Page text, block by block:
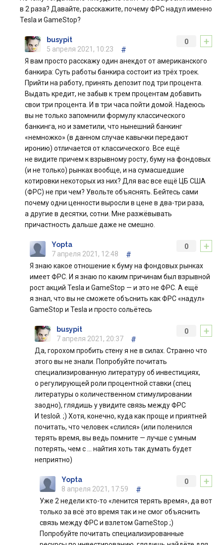
в 2 раза? Давайте, расскажите, почему ФРС надул именно
Tesla и GameStop?
+
0
busypit
5 апреля 2021, 10:23
#
Я вам просто расскажу один анекдот от американского
банкира: Суть работы банкира состоит из трёх троек.
Прийти на работу, принять депозит под три процента.
Выдать кредит, не забыв к трем процентам добавить
свои три процента. И в три часа пойти домой. Надеюсь
вы не только запомнили формулу классического
банкинга, но и заметили, что нынешний банкинг
«немножко» (в данном случае кавычки передают
иронию) отличается от классического. Все ещё
не видите причем к взрывному росту, буму на фондовых
(и не только) рынках вообще, и на сумасшедшие
котировки некоторых из них? Для вас все ещё ЦБ США
(ФРС) не при чем? Увольте объяснять. Бейтесь сами
почему одни ценности выросли в цене в два-три раза,
а другие в десятки, сотни. Мне разжёвывать
причастность дальше даже не смешно.
+
0
Yopta
7 апреля 2021, 12:48
#
Я знаю какое отношение к буму на фондовых рынках
имеет ФРС. И я знаю по каким причинам был взрывной
рост акций Tesla и GameStop — и это не ФРС. А ещё
я знал, что вы не сможете объснить как ФРС «надул»
GameStop и Tesla и просто сольётесь
+
0
busypit
7 апреля 2021, 20:37
#
Да, горохом пробить стену я не в силах. Странно что
этого вы не знали. Попробуйте почитать
специализированную литературу об инвестициях,
о регулирующей роли процентной ставки (спец
литературы о количественном стимулировании
заодно), глядишь у увидите связь между ФРС
И tesloй. ;) Хотя, конечно, куда как проще и приятней
почитать, что человек «слился» (или поленился
терять время, вы ведь помните — лучше с умным
потерять, чем с … найтия хоть так думать будет
неприятно)
+
0
Yopta
8 апреля 2021, 17:59
#
Уже 2 недели кто-то «ленится терять время», да вот
только за всё это время так и не смог объяснить
связь между ФРС и взлетом GameStop ;)
Попробуйте почитать специализированные